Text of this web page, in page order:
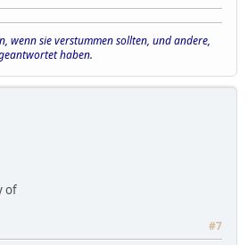
wenn sie verstummen sollten, und andere,
haben.
of
#7